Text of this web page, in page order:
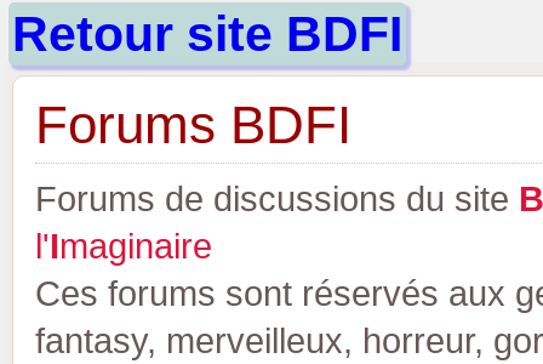
Retour site BDFI
Forums BDFI
Forums de discussions du site B
l'Imaginaire
Ces forums sont réservés aux
fantasy, merveilleux, horreur,